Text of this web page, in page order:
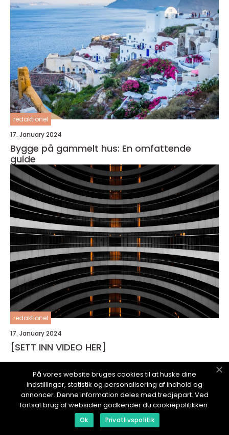
redaktionel
17. January 2024
Bygge på gammelt hus: En omfattende
guide
redaktionel
17. January 2024
[SETT INN VIDEO HER]
HUSBLOGGING.no
På vores website bruges cookies til at huske dine
indstillinger, statistik og personalisering af indhold og
annoncer. Denne information deles med tredjepart. Ved
fortsat brug af websiden godkender du cookiepolitikken.
Ok Privatlivspolitik